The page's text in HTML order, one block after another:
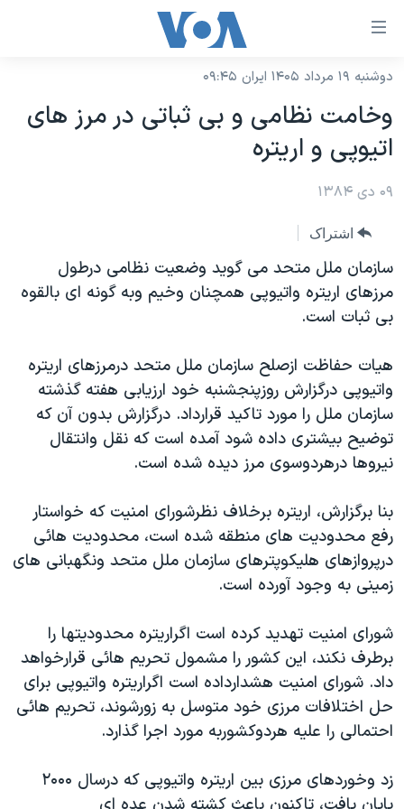
لینکهای
دسترسی
جهش
به
محتوای
اصلی
جهش
صفحه
اصلی
جهش
به
جستجو
نسخه سبک وب‌سایت
موضوع ها
ایران
آمریکا
جهان
ورزشی
گزیده‌ها
ویژه برنامه‌ها
ویدیوها
فرهنگ و زندگی
حقوق شهروندی
علم و فناوری
اسرائیل در جنگ
گالری عکس
برنامه های تلویزیونی
جدول برنامه ها
صفحه‌های ویژه
جام جهانی ۲۰۲۶
عملیات خشم حماسی
بایگانی برنامه‌های تلویزیونی
مستندها
انتخابات ریاست جمهوری آمریکا ۲۰۲۴
رمز مهسا
ورزش زنان در ایران
اعتراضات زن، زندگی، آزادی
تریبونال مردمی آبان ۹۸
دادگاه حمید نوری
چهل سال گروگان‌گیری
اعتراضات مردمی آبان ۹۸
فرکانس‌های صدای آمریکا
پخش رادیویی
یادگیری زبان انگلیسی
دنبال کنید
زبانهای مختلف
دوشنبه ۱۹ مرداد ۱۴۰۵ ایران ۰۹:۴۵
وخامت نظامی و بی ثباتی در مرز های
اتيوپی و اريتره
۰۹ دی ۱۳۸۴
اشتراک
سازمان ملل متحد می گويد وضعيت نظامی درطول
مرزهای اريتره واتيوپی همچنان وخيم وبه گونه ای بالقوه
بی ثبات است.
هيات حفاظت ازصلح سازمان ملل متحد درمرزهای اريتره
واتيوپی درگزارش روزپنجشنبه خود ارزيابی هفته گذشته
سازمان ملل را مورد تاکيد قرارداد. درگزارش بدون آن که
توضيح بيشتری داده شود آمده است که نقل وانتقال
نيروها درهردوسوی مرز ديده شده است.
بنا برگزارش، اريتره برخلاف نظرشورای امنيت که خواستار
رفع محدوديت های منطقه شده است، محدوديت هائی
درپروازهای هليکوپترهای سازمان ملل متحد ونگهبانی های
زمينی به وجود آورده است.
شورای امنيت تهديد کرده است اگراريتره محدوديتها را
برطرف نکند، اين کشور را مشمول تحريم هائی قرارخواهد
داد. شورای امنيت هشدارداده است اگراريتره واتيوپی برای
حل اختلافات مرزی خود متوسل به زورشوند، تحريم هائی
احتمالی را عليه هردوکشوربه مورد اجرا گذارد.
زد وخوردهای مرزی بين اريتره واتيوپی که درسال ۲۰۰۰